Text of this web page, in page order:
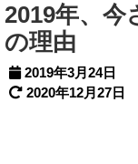
2019年、今
の理由
2019年3月24日
2020年12月27日